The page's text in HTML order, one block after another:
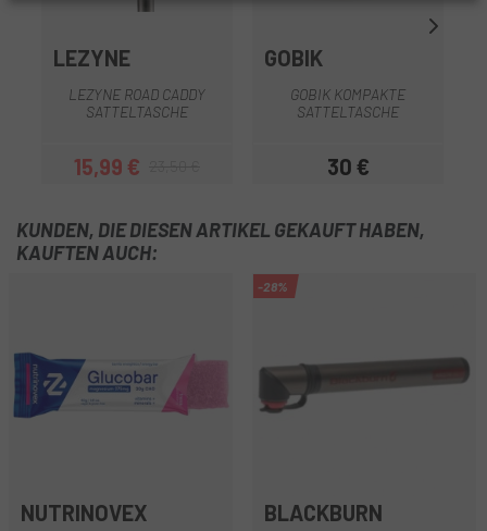
LEZYNE
LEZYNE ROAD CADDY
SATTELTASCHE
Preis
15,99 €Regulärer Preis
GOBIK
GOBIK KOMPAKTE
SATTELTASCHE
Preis
30 €
KUNDEN, DIE DIESEN ARTIKEL GEKAUFT HABEN,
KAUFTEN AUCH:
NUTRINOVEX
-28%
BLACKBURN